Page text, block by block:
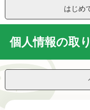
はじめ
個人情報の取